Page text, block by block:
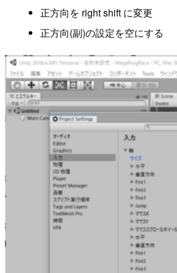
正方向を right shift に変更
正方向(副)の設定を空にする